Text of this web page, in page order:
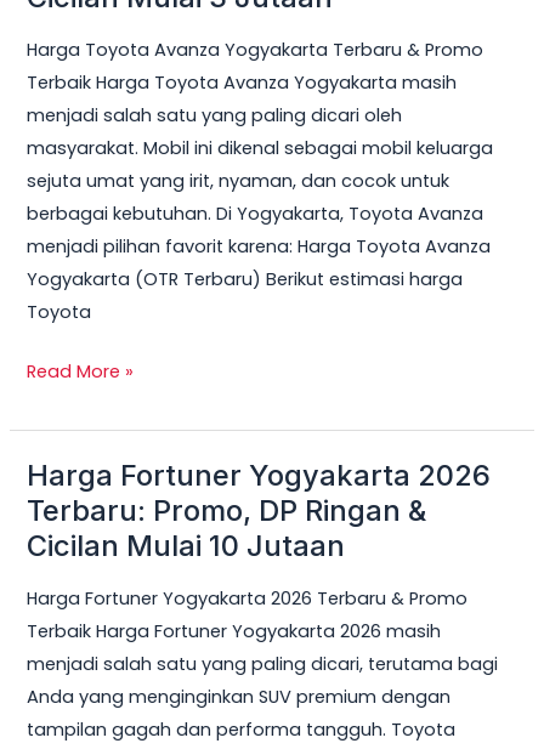
Harga Toyota Avanza Yogyakarta Terbaru & Promo
Terbaik Harga Toyota Avanza Yogyakarta masih
menjadi salah satu yang paling dicari oleh
masyarakat. Mobil ini dikenal sebagai mobil keluarga
sejuta umat yang irit, nyaman, dan cocok untuk
berbagai kebutuhan. Di Yogyakarta, Toyota Avanza
menjadi pilihan favorit karena: Harga Toyota Avanza
Yogyakarta (OTR Terbaru) Berikut estimasi harga
Toyota
Read More »
Harga Fortuner Yogyakarta 2026
Terbaru: Promo, DP Ringan &
Cicilan Mulai 10 Jutaan
Harga Fortuner Yogyakarta 2026 Terbaru & Promo
Terbaik Harga Fortuner Yogyakarta 2026 masih
menjadi salah satu yang paling dicari, terutama bagi
Anda yang menginginkan SUV premium dengan
tampilan gagah dan performa tangguh. Toyota
Harga
Fortuner
Yogyakarta
Terbaru:
Promo,
DP
Ringan
&